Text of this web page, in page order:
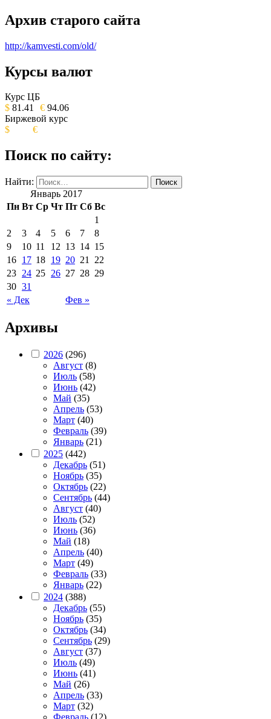
Архив старого сайта
http://kamvesti.com/old/
ОБЩЕСТВЕННО-ПОЛИТИЧЕСКОЕ
ИЗДАНИЕ КАМЧАТСКОГО КРАЯ.
Курсы валют
Курс ЦБ
$ 81.41 € 94.06
Биржевой курс
$
€
Поиск по сайту:
Найти:
Январь 2017
Пн Вт Ср Чт Пт Сб Вс
« Дек Фев »
1
2
3 4 5 6 7
8
9
10 11 12 13 14 15
16 17 18 19 20 21
22
23 24 25 26 27 28 29
30 31
Архивы
2026 (296)
Август (8)
Июль (58)
Июнь (42)
Май (35)
Апрель (53)
Март (40)
Февраль (39)
Январь (21)
2025 (442)
Декабрь (51)
Ноябрь (35)
Октябрь (22)
Сентябрь (44)
Август (40)
Июль (52)
Июнь (36)
Май (18)
Апрель (40)
Март (49)
Февраль (33)
Январь (22)
2024 (388)
Декабрь (55)
Ноябрь (35)
Октябрь (34)
Сентябрь (29)
Август (37)
Июль (49)
Июнь (41)
Май (26)
Апрель (33)
Март (32)
Февраль (12)